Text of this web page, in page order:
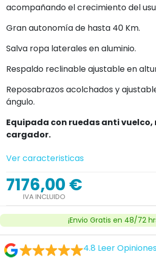
acompañando el crecimiento del
Gran autonomía de hasta 40 Km.
Salva ropa laterales en aluminio.
Respaldo reclinable ajustable en
Reposabrazos acolchados y
ángulo.
Equipada con ruedas anti vuelco,
cargador.
Ver caracteristicas
7176,00 €
IVA INCLUIDO
¡Envio Gratis en 48/72
4.8 Leer Opiniones